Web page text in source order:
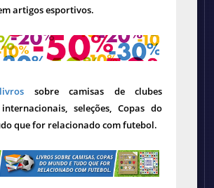
artigos esportivos.
livros sobre camisas de clubes
seleções, Copas do
que for relacionado com futebol.